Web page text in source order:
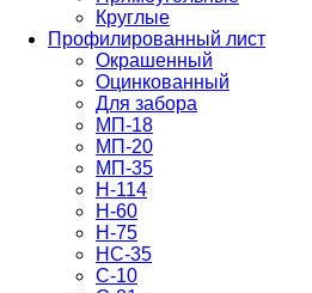
Круглые
Профилированный лист
Окрашенный
Оцинкованный
Для забора
МП-18
МП-20
МП-35
Н-114
Н-60
Н-75
НС-35
С-10